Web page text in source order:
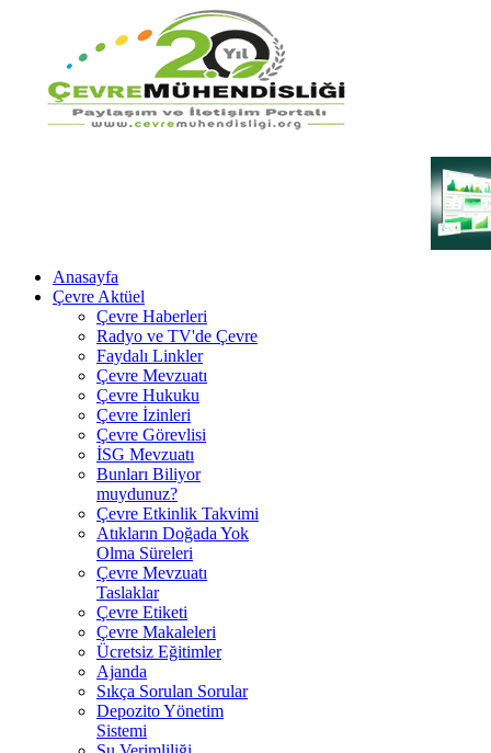
Anasayfa
Çevre Aktüel
Çevre Haberleri
Radyo ve TV'de Çevre
Faydalı Linkler
Çevre Mevzuatı
Çevre Hukuku
Çevre İzinleri
Çevre Görevlisi
İSG Mevzuatı
Bunları Biliyor
muydunuz?
Çevre Etkinlik Takvimi
Atıkların Doğada Yok
Olma Süreleri
Çevre Mevzuatı
Taslaklar
Çevre Etiketi
Çevre Makaleleri
Ücretsiz Eğitimler
Ajanda
Sıkça Sorulan Sorular
Depozito Yönetim
Sistemi